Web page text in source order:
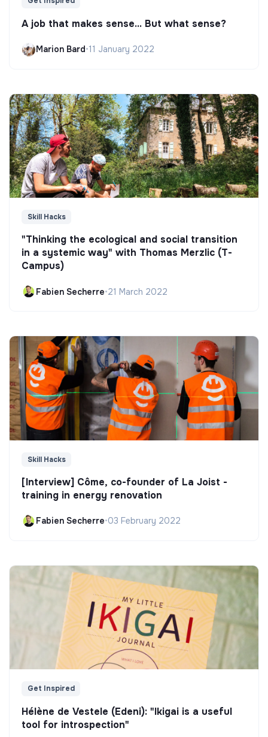
A job that makes sense... But what sense?
Marion Bard•11 January 2022
Skill Hacks
"Thinking the ecological and social transition
in a systemic way" with Thomas Merzlic (T-
Campus)
Fabien Secherre•21 March 2022
Skill Hacks
[Interview] Côme, co-founder of La Joist -
training in energy renovation
Fabien Secherre•03 February 2022
Get Inspired
Hélène de Vestele (Edeni): "Ikigai is a useful
tool for introspection"